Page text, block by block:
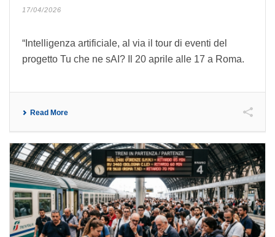
17/04/2026
“Intelligenza artificiale, al via il tour di eventi del
progetto Tu che ne sAI? Il 20 aprile alle 17 a Roma.
Read More